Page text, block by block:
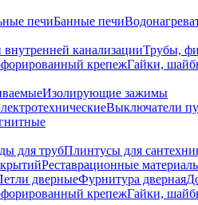
печиБанные печи
канализацииТрубы,
крепежГайки,
Изолирующие зажимы
Выключатели
для трубПлинтусы для
Реставрационные
дверныеФурнитура дверная
крепежГайки,